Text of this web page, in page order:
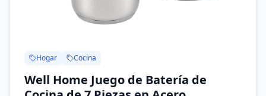
Hogar Cocina
Well Home Juego de Batería de